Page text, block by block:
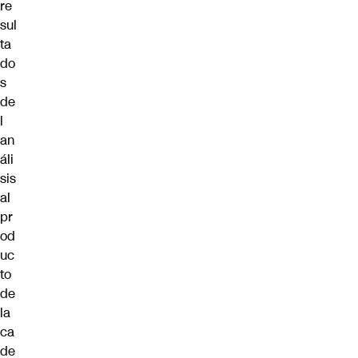
re
sul
ta
do
s
de
l
an
áli
sis
al
pr
od
uc
to
de
la
ca
de